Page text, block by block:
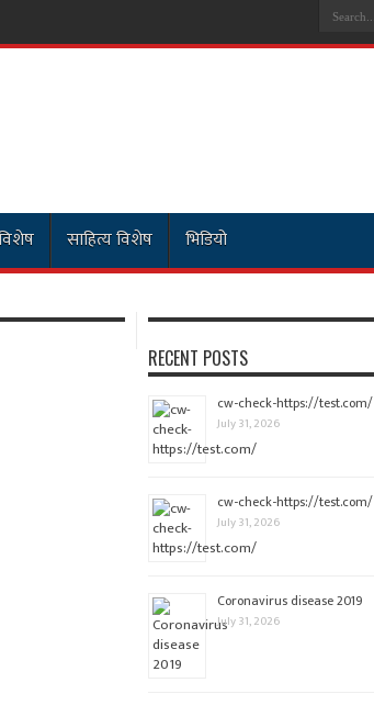
साहित्य विशेष भिडियो
RECENT POSTS
cw-check-https://test.com/
July 31, 2026
cw-check-https://test.com/
July 31, 2026
Coronavirus disease 2019
July 31, 2026